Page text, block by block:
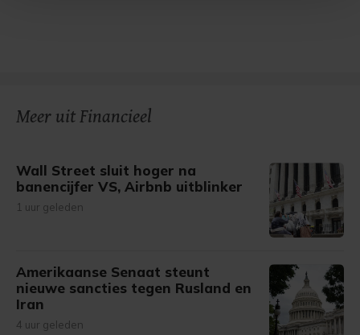
Meer uit Financieel
Wall Street sluit hoger na
banencijfer VS, Airbnb uitblinker
1 uur geleden
Amerikaanse Senaat steunt
nieuwe sancties tegen Rusland en
Iran
4 uur geleden